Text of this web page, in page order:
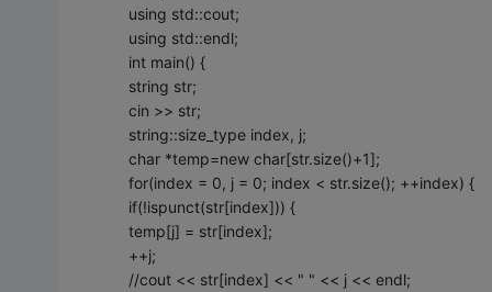
using std::cout;
using std::endl;
int main() {
string str;
cin >> str;
string::size_type index, j;
char *temp=new char[str.size()+1];
for(index = 0, j = 0; index < str.size(); ++index) {
if(!ispunct(str[index])) {
temp[j] = str[index];
++j;
//cout << str[index] << " " << j << endl;